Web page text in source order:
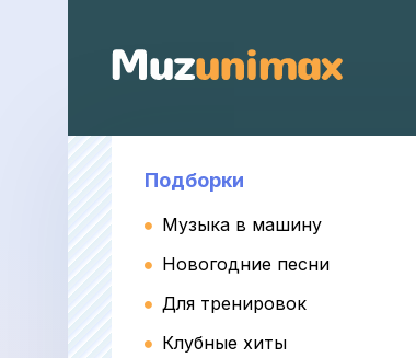
Подборки
Музыка в машину
Новогодние песни
Для тренировок
Клубные хиты